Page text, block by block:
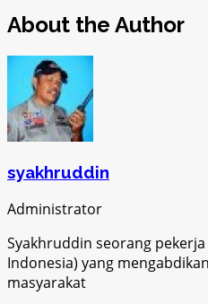
About the Author
syakhruddin
Administrator
Syakhruddin seorang
Indonesia) yang
masyarakat